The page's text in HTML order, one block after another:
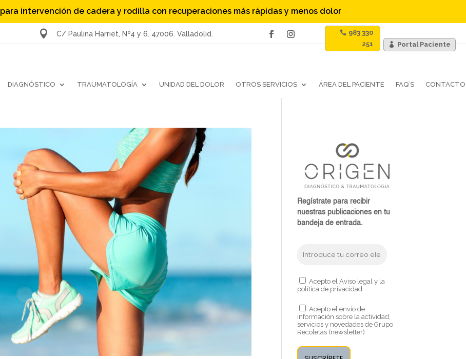
para intervención de cadera y rodilla con recuperaciones más rápidas y menos dolor
 C/ Paulina Harriet, Nº4 y 6. 47006. Valladolid.
983 330
251
Portal Paciente
DIAGNÓSTICO TRAUMATOLOGÍA UNIDAD DEL DOLOR OTROS SERVICIOS ÁREA DEL PACIENTE FAQ´S CONTACTO
Regístrate para recibir
nuestras publicaciones en tu
bandeja de entrada.
Acepto el Aviso legal y la
política de privacidad
Acepto el envío de
información sobre la actividad,
servicios y novedades de Grupo
Recoletas (newsletter)